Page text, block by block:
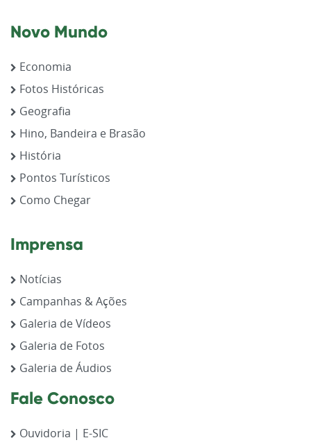
Novo Mundo
Economia
Fotos Históricas
Geografia
Hino, Bandeira e Brasão
História
Pontos Turísticos
Como Chegar
Imprensa
Notícias
Campanhas & Ações
Galeria de Vídeos
Galeria de Fotos
Galeria de Áudios
Fale Conosco
Ouvidoria | E-SIC